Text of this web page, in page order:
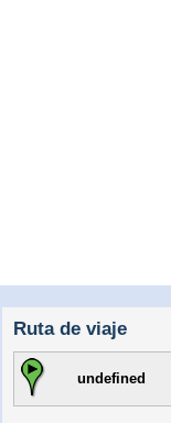
Ruta de viaje
undefined